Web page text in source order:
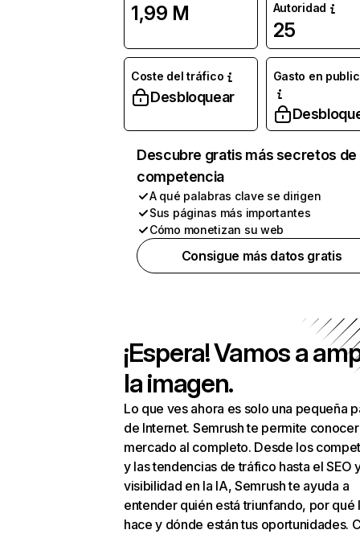
1,99 M
Autoridad
25
Coste del tráfico
Desbloquear
Gasto en
Descubre gratis más secretos de
competencia
A qué palabras clave se dirigen
Sus páginas más importantes
Cómo monetizan su web
Consigue más datos gratis
¡Espera! Vamos a
la imagen.
Lo que ves ahora es solo una pequeña
de Internet. Semrush te permite
mercado al completo. Desde los
y las tendencias de tráfico hasta el SEO
visibilidad en la IA, Semrush te ayuda a
entender quién está triunfando, por qué
hace y dónde están tus oportunidades.